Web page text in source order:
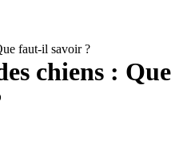
faut-il savoir ?
chiens : Que